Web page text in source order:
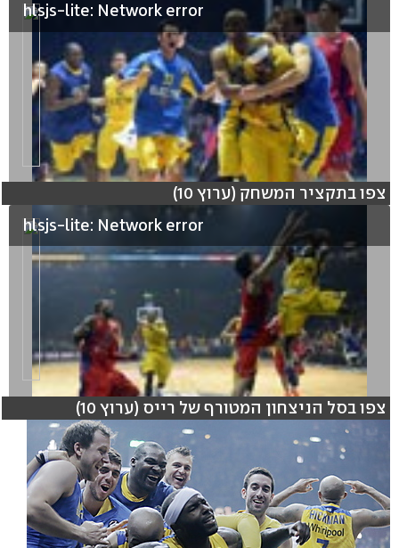
hlsjs-lite: Network error
צפו בתקציר המשחק (ערוץ 10)
hlsjs-lite: Network error
צפו בסל הניצחון המטורף של רייס (ערוץ 10)